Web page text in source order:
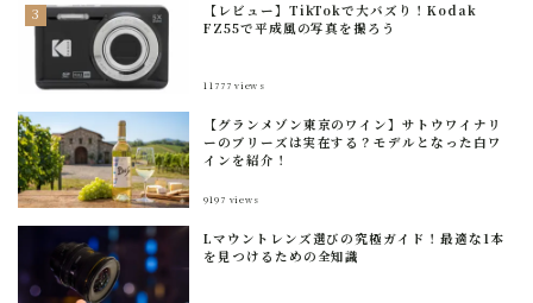
【レビュー】TikTokで大バズり！Kodak
FZ55で平成風の写真を撮ろう
11777 views
【グランメゾン東京のワイン】サトウワイナリ
ーのブリーズは実在する？モデルとなった白ワ
インを紹介！
9197 views
Lマウントレンズ選びの究極ガイド！最適な1本
を見つけるための全知識